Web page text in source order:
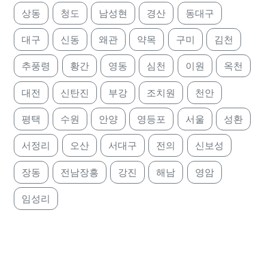
상동 청도 남성현 경산 동대구
대구 신동 왜관 약목 구미 김천
추풍령 황간 영동 심천 이원 옥천
대전 신탄진 부강 조치원 천안
평택 수원 안양 영등포 서울 성환
서정리 오산 서대구 전의 신보성
장동 전남장흥 강진 해남 영암
임성리